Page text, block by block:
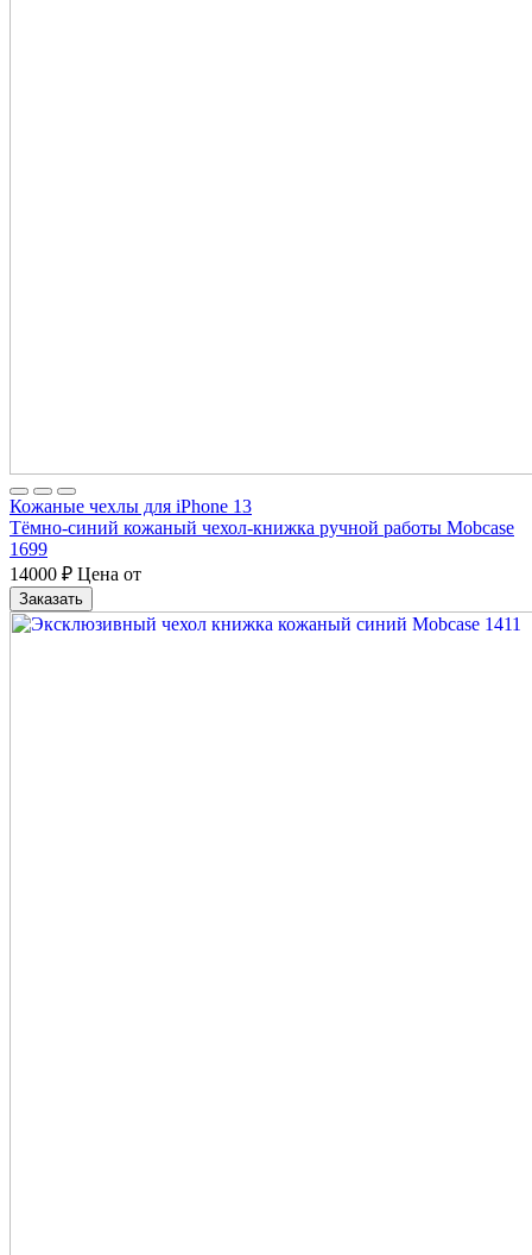
Кожаные чехлы для iPhone 13
Тёмно-синий кожаный чехол-книжка ручной работы Mobcase
1699
14000 ₽ Цена от
Заказать